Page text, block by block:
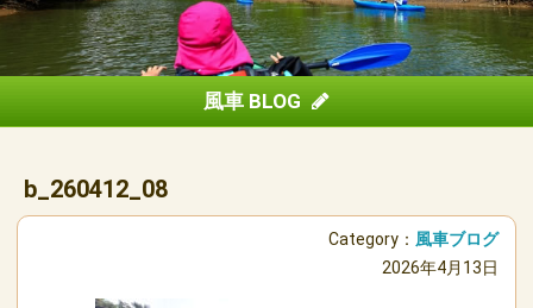
風車 BLOG
b_260412_08
Category： 風車ブログ
2026年4月13日